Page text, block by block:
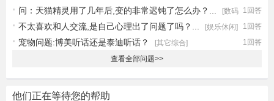
1回答
问：天猫精灵用了几年后,变的非常迟钝了怎么办？...
[数码
科技]
1回答
不太喜欢和人交流,是自己心理出了问题了吗？...
[娱乐休闲]
1回答
宠物问题:博美听话还是泰迪听话？
[其它综合]
查看全部问题>>
他们正在等待您的帮助